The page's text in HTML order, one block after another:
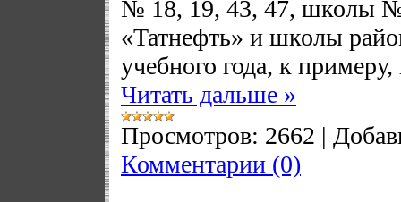
№ 18, 19, 43, 47, школы №
«Татнефть» и школы
учебного года, к
Читать дальше »
Просмотров: 2662 |
Комментарии (0)